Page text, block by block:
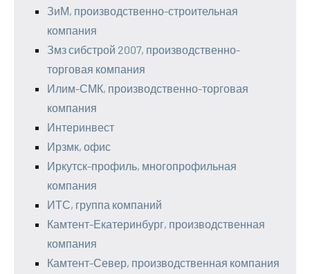
ЗиМ, производственно-строительная
компания
Змз сибстрой 2007, производственно-
торговая компания
Илим-СМК, производственно-торговая
компания
Интеринвест
Ирзмк, офис
Иркутск-профиль, многопрофильная
компания
ИТС, группа компаний
Камтент-Екатеринбург, производственная
компания
Камтент-Север, производственная компания